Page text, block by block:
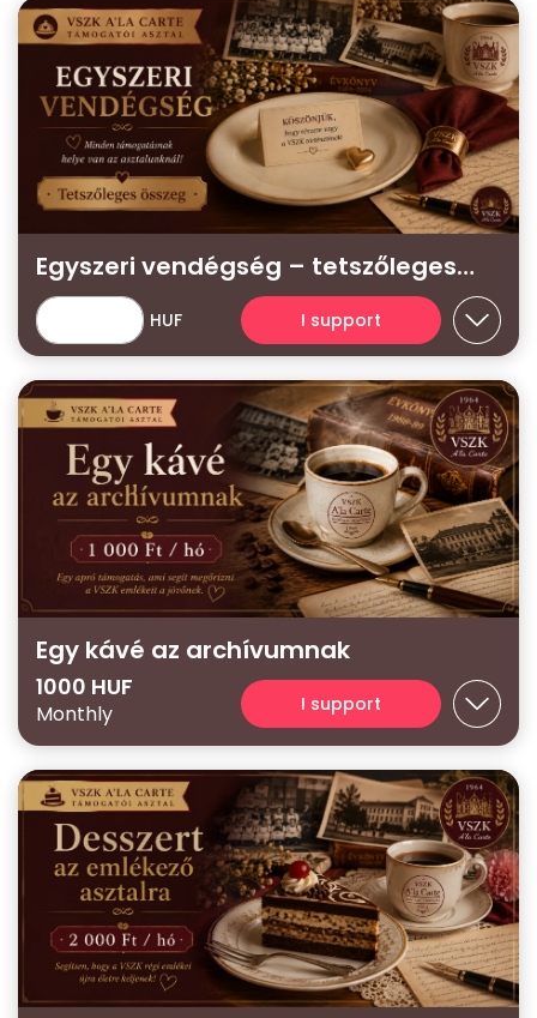
Egyszeri vendégség – tetszőleges
támogatás
HUF I support
Egy kávé az archívumnak
1000 HUF
Monthly I support